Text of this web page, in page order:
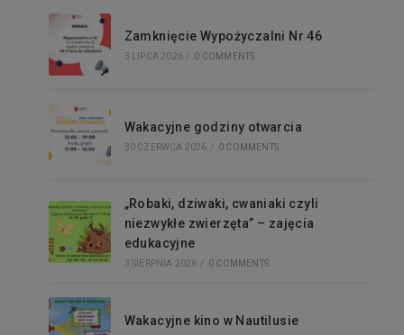
Zamknięcie Wypożyczalni Nr 46
3 LIPCA 2026 / 0 COMMENTS
Wakacyjne godziny otwarcia
30 CZERWCA 2026 / 0 COMMENTS
„Robaki, dziwaki, cwaniaki czyli
niezwykłe zwierzęta” – zajęcia
edukacyjne
3 SIERPNIA 2026 / 0 COMMENTS
Wakacyjne kino w Nautilusie